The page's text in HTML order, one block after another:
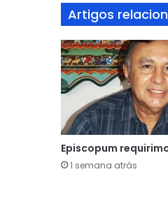
Artigos
Episcopum
1 semana atrás